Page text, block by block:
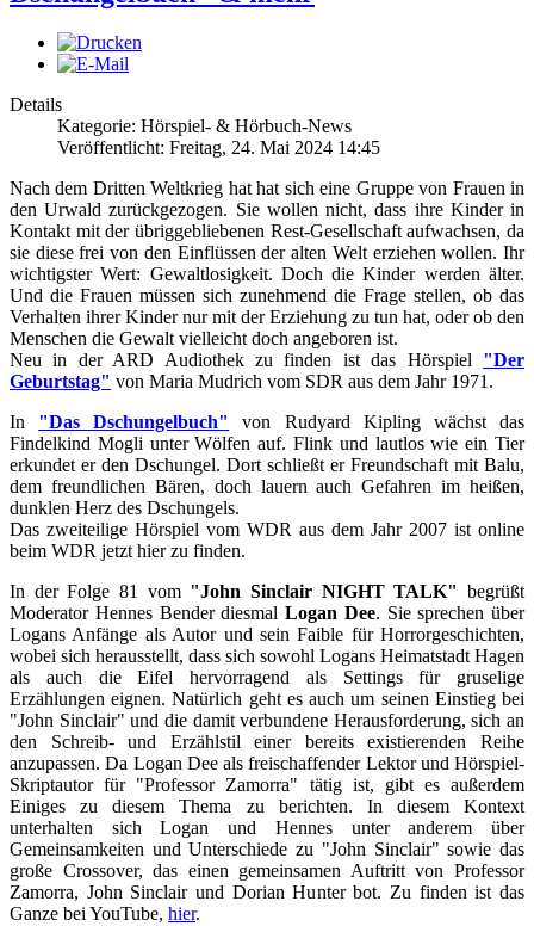
Details
Kategorie: Hörspiel- & Hörbuch-News
Veröffentlicht: Freitag, 24. Mai 2024 14:45
Nach dem Dritten Weltkrieg hat hat sich eine Gruppe von Frauen in
den Urwald zurückgezogen. Sie wollen nicht, dass ihre Kinder in
Kontakt mit der übriggebliebenen Rest-Gesellschaft aufwachsen, da
sie diese frei von den Einflüssen der alten Welt erziehen wollen. Ihr
wichtigster Wert: Gewaltlosigkeit. Doch die Kinder werden älter.
Und die Frauen müssen sich zunehmend die Frage stellen, ob das
Verhalten ihrer Kinder nur mit der Erziehung zu tun hat, oder ob den
Menschen die Gewalt vielleicht doch angeboren ist.
Neu in der ARD Audiothek zu finden ist das Hörspiel "Der
Geburtstag" von Maria Mudrich vom SDR aus dem Jahr 1971.
In "Das Dschungelbuch"
von Rudyard Kipling wächst das
Findelkind Mogli unter Wölfen auf. Flink und lautlos wie ein Tier
erkundet er den Dschungel. Dort schließt er Freundschaft mit Balu,
dem freundlichen Bären, doch lauern auch Gefahren im heißen,
dunklen Herz des Dschungels.
Das zweiteilige Hörspiel vom WDR aus dem Jahr 2007 ist online
beim WDR jetzt hier zu finden.
In der Folge 81 vom "John Sinclair NIGHT TALK" begrüßt
Moderator Hennes Bender diesmal Logan Dee. Sie sprechen über
Logans Anfänge als Autor und sein Faible für Horrorgeschichten,
wobei sich herausstellt, dass sich sowohl Logans Heimatstadt Hagen
als auch die Eifel hervorragend als Settings für gruselige
Erzählungen eignen. Natürlich geht es auch um seinen Einstieg bei
"John Sinclair" und die damit verbundene Herausforderung, sich an
den Schreib- und Erzählstil einer bereits existierenden Reihe
anzupassen. Da Logan Dee als freischaffender Lektor und Hörspiel-
Skriptautor für "Professor Zamorra" tätig ist, gibt es außerdem
Einiges zu diesem Thema zu berichten. In diesem Kontext
unterhalten sich Logan und Hennes unter anderem über
Gemeinsamkeiten und Unterschiede zu "John Sinclair" sowie das
große Crossover, das einen gemeinsamen Auftritt von Professor
Zamorra, John Sinclair und Dorian Hunter bot. Zu finden ist das
Ganze bei YouTube, hier.